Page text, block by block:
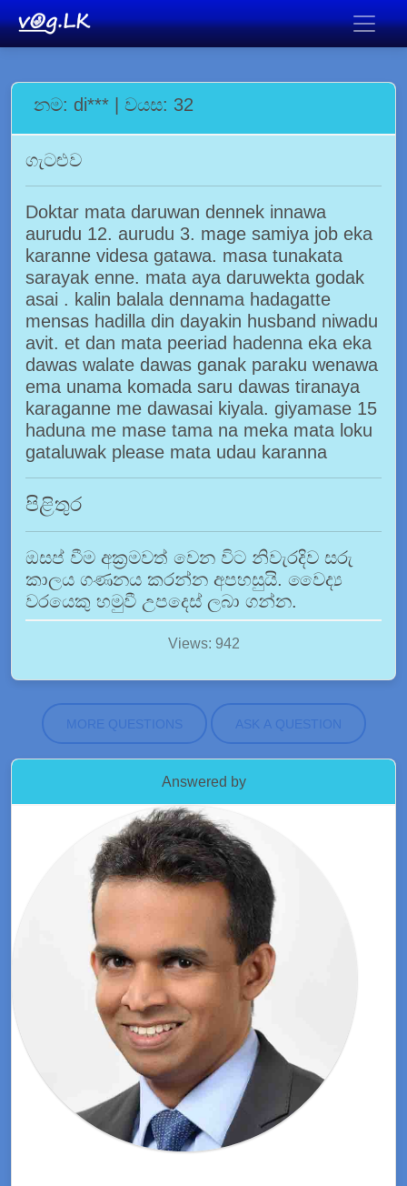
නම: di*** | වයස: 32
ගැටළුව
Doktar mata daruwan dennek innawa
aurudu 12. aurudu 3. mage samiya job eka
karanne videsa gatawa. masa tunakata
sarayak enne. mata aya daruwekta godak
asai . kalin balala dennama hadagatte
mensas hadilla din dayakin husband niwadu
avit. et dan mata peeriad hadenna eka eka
dawas walate dawas ganak paraku wenawa
ema unama komada saru dawas tiranaya
karaganne me dawasai kiyala. giyamase 15
haduna me mase tama na meka mata loku
gataluwak please mata udau karanna
පිළිතුර
ඔසප් වීම අක්‍රමවත් වෙන විට නිවැරදිව සරු
කාලය ගණනය කරන්න අපහසුයි. වෛද්‍ය
වරයෙකු හමුවී උපදෙස් ලබා ගන්න.
Views: 942
MORE QUESTIONS ASK A QUESTION
Answered by